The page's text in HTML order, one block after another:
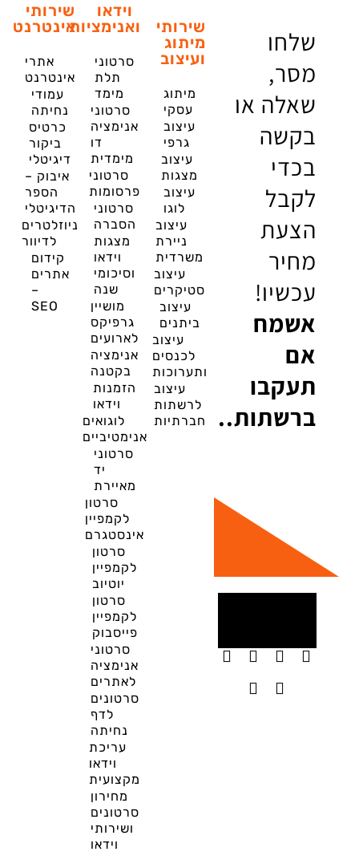
שלחו
מסר,
שאלה או
בקשה
בכדי
לקבל
הצעת
מחיר
עכשיו!
אשמח
אם
תעקבו
ברשתות..
שירותי
מיתוג
ועיצוב
מיתוג
עסקי
עיצוב
גרפי
עיצוב
מצגות
עיצוב
לוגו
עיצוב
ניירת
משרדית
עיצוב
סטיקרים
עיצוב
ביתנים
עיצוב
לכנסים
ותערוכות
עיצוב
לרשתות
חברתיות
וידאו
ואנימציות
סרטוני
תלת
מימד
סרטוני
אנימציה
דו
מימדית
סרטוני
פרסומות
סרטוני
הסברה
מצגות
וידאו
וסיכומי
שנה
מושיין
גרפיקס
לארועים
אנימציה
בקטנה
הזמנות
וידאו
לוגואים
אנימטיביים
סרטוני
יד
מאיירת
סרטון
לקמפיין
אינסטגרם
סרטון
לקמפיין
יוטיוב
סרטון
לקמפיין
פייסבוק
סרטוני
אנימציה
לאתרים
סרטונים
לדף
נחיתה
עריכת
וידאו
מקצועית
מחירון
סרטונים
ושירותי
וידאו
שירותי
אינטרנט
אתרי
אינטרנט
עמודי
נחיתה
כרטיס
ביקור
דיגיטלי
איבוק –
הספר
הדיגיטלי
ניוזלטרים
לדיוור
קידום
אתרים
–
SEO